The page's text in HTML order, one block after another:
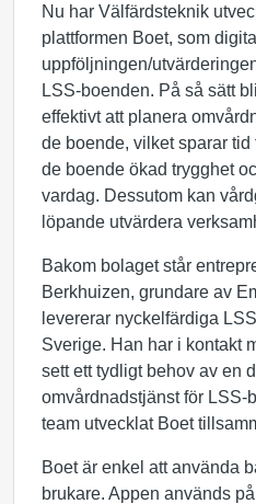
Nu har Välfärdsteknik
plattformen Boet, som
uppföljningen/
LSS-boenden. På så sätt
effektivt att planera
de boende, vilket sparar
de boende ökad trygghet
vardag. Dessutom kan
löpande utvärdera
Bakom bolaget står
Berkhuizen, grundare av
levererar nyckelfärdiga
Sverige. Han har i kontakt
sett ett tydligt behov av en
omvårdnadstjänst för LSS-
team utvecklat Boet
Boet är enkel att använda
brukare. Appen används